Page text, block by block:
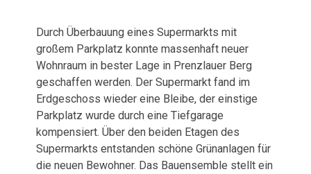
Durch Überbauung eines Supermarkts mit
großem Parkplatz konnte massenhaft neuer
Wohnraum in bester Lage in Prenzlauer Berg
geschaffen werden. Der Supermarkt fand im
Erdgeschoss wieder eine Bleibe, der einstige
Parkplatz wurde durch eine Tiefgarage
kompensiert. Über den beiden Etagen des
Supermarkts entstanden schöne Grünanlagen für
die neuen Bewohner. Das Bauensemble stellt ein